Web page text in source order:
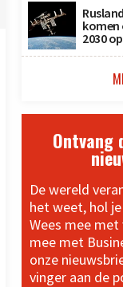
komen
2030
Ontvang
De wereld
het weet, hol
Wees mee
mee met
onze
vinger aan de